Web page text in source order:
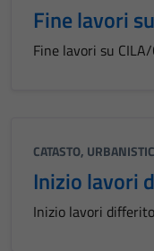
Fine lavori
Fine lavori su CILA/
CATASTO,
Inizio lavori
Inizio lavori